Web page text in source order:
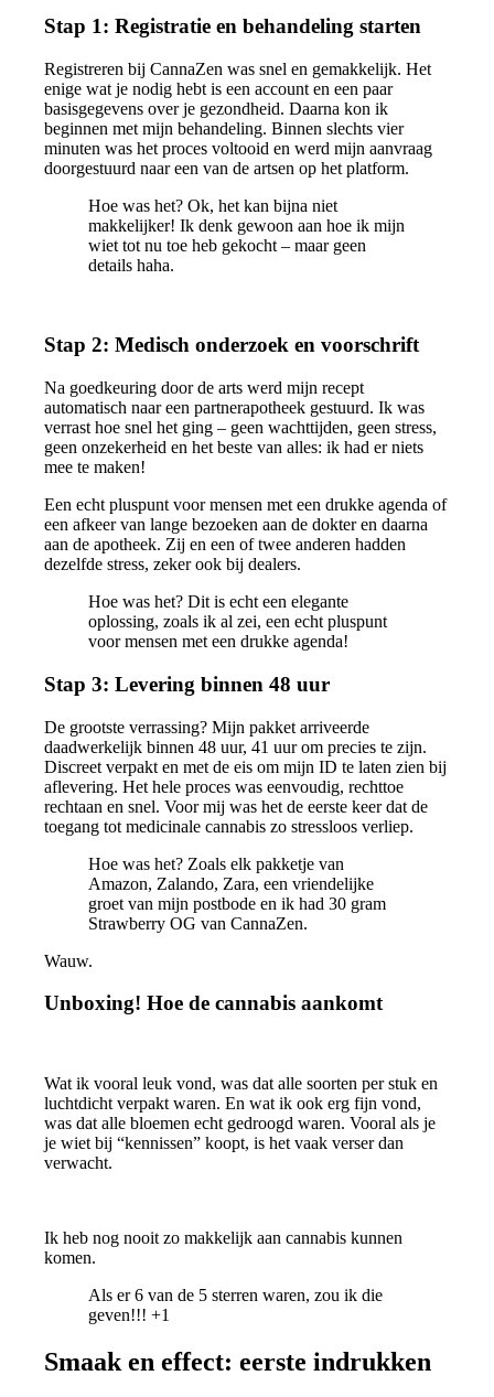
Stap 1: Registratie en behandeling starten
Registreren bij CannaZen was snel en gemakkelijk. Het
enige wat je nodig hebt is een account en een paar
basisgegevens over je gezondheid. Daarna kon ik
beginnen met mijn behandeling. Binnen slechts vier
minuten was het proces voltooid en werd mijn aanvraag
doorgestuurd naar een van de artsen op het platform.
Hoe was het? Ok, het kan bijna niet
makkelijker! Ik denk gewoon aan hoe ik mijn
wiet tot nu toe heb gekocht – maar geen
details haha.
Stap 2: Medisch onderzoek en voorschrift
Na goedkeuring door de arts werd mijn recept
automatisch naar een partnerapotheek gestuurd. Ik was
verrast hoe snel het ging – geen wachttijden, geen stress,
geen onzekerheid en het beste van alles: ik had er niets
mee te maken!
Een echt pluspunt voor mensen met een drukke agenda of
een afkeer van lange bezoeken aan de dokter en daarna
aan de apotheek. Zij en een of twee anderen hadden
dezelfde stress, zeker ook bij dealers.
Hoe was het? Dit is echt een elegante
oplossing, zoals ik al zei, een echt pluspunt
voor mensen met een drukke agenda!
Stap 3: Levering binnen 48 uur
De grootste verrassing? Mijn pakket arriveerde
daadwerkelijk binnen 48 uur, 41 uur om precies te zijn.
Discreet verpakt en met de eis om mijn ID te laten zien bij
aflevering. Het hele proces was eenvoudig, rechttoe
rechtaan en snel. Voor mij was het de eerste keer dat de
toegang tot medicinale cannabis zo stressloos verliep.
Hoe was het? Zoals elk pakketje van
Amazon, Zalando, Zara, een vriendelijke
groet van mijn postbode en ik had 30 gram
Strawberry OG van CannaZen.
Wauw.
Unboxing! Hoe de cannabis aankomt
Wat ik vooral leuk vond, was dat alle soorten per stuk en
luchtdicht verpakt waren. En wat ik ook erg fijn vond,
was dat alle bloemen echt gedroogd waren. Vooral als je
je wiet bij “kennissen” koopt, is het vaak verser dan
verwacht.
Ik heb nog nooit zo makkelijk aan cannabis kunnen
komen.
Als er 6 van de 5 sterren waren, zou ik die
geven!!! +1
Smaak en effect: eerste indrukken